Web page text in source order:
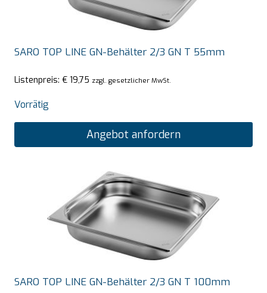
SARO TOP LINE GN-Behälter 2/3 GN T 55mm
Listenpreis: € 19,75 zzgl. gesetzlicher MwSt.
Vorrätig
Angebot anfordern
SARO TOP LINE GN-Behälter 2/3 GN T 100mm